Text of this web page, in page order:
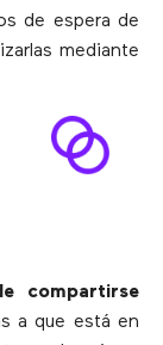
de espera de
mediante
compartirse
a que está en